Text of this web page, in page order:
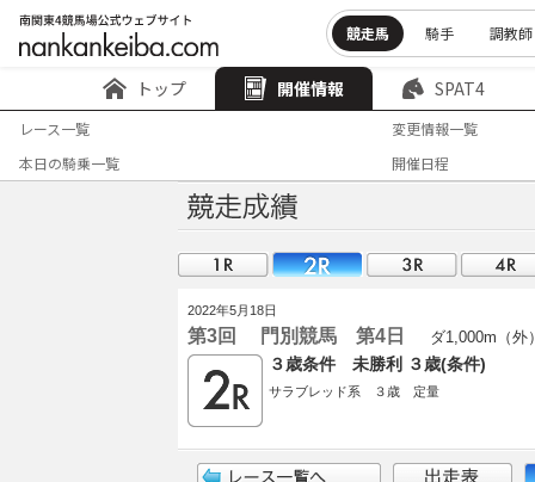
競走馬 騎手 調教師
トップ 開催情報 SPAT4
レース一覧
変更情報一覧
本日の騎乗一覧
開催日程
2022年5月18日
第3回 門別競馬 第4日 ダ1,000m（外
３歳条件 未勝利 ３歳(条件)
サラブレッド系 ３歳 定量